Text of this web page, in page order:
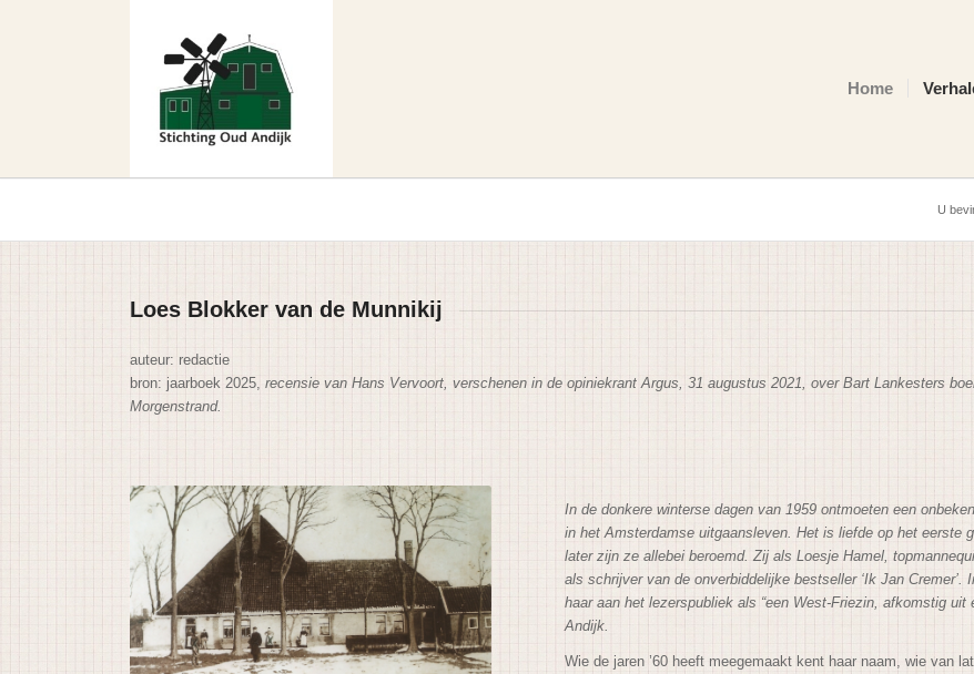
Home
U
Loes Blokker van de Munnikij
auteur: redactie
bron: jaarboek 2025,recensie van Hans Vervoort, verschenen in de opiniekrant Argus, 31 augustus 2021, over Bart Lankesters
Morgenstrand.
In de donkere winterse dagen van 1959 ontmoeten een
in het Amsterdamse uitgaansleven. Het is liefde op het eerste
later zijn ze allebei beroemd. Zij als Loesje Hamel,
als schrijver van de onverbiddelijke bestseller ‘Ik Jan Cremer’.
haar aan het lezerspubliek als “een West-Friezin, afkomstig
Andijk.
Wie de jaren ’60 heeft meegemaakt kent haar naam, wie van